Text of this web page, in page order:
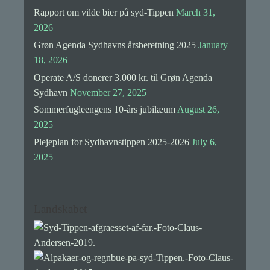
Rapport om vilde bier på syd-Tippen March 31,
2026
Grøn Agenda Sydhavns årsberetning 2025 January
18, 2026
Operate A/S donerer 3.000 kr. til Grøn Agenda
Sydhavn November 27, 2025
Sommerfugleengens 10-års jubilæumAugust 26,
2025
Plejeplan for Sydhavnstippen 2025-2026 July 6,
2025